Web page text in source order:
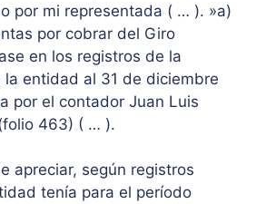
por mi representada ( … ). »a)
por cobrar del Giro
en los registros de la
entidad al 31 de diciembre
por el contador Juan Luis
463) ( … ).
apreciar, según registros
tenía para el período